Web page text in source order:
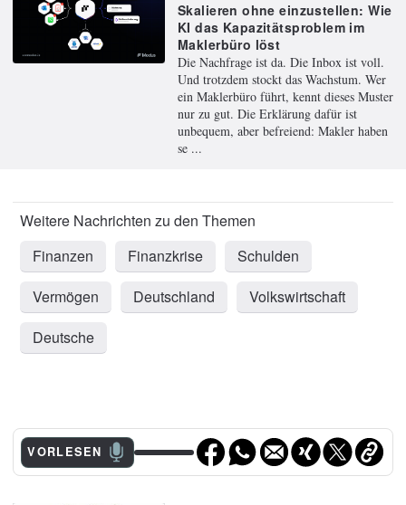
Skalieren ohne einzustellen: Wie
KI das Kapazitätsproblem im
Maklerbüro löst
Die Nachfrage ist da. Die Inbox ist voll.
Und trotzdem stockt das Wachstum. Wer
ein Maklerbüro führt, kennt dieses Muster
nur zu gut. Die Erklärung dafür ist
unbequem, aber befreiend: Makler haben
se ...
Finanzen Finanzkrise
Schulden
Vermögen
Deutschland
Volkswirtschaft
Deutsche
VORLESEN